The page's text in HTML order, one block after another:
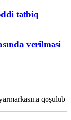
tətbiq
verilməsi
qoşulub